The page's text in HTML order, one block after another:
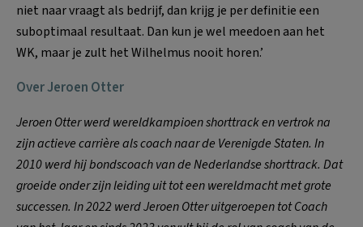
niet naar vraagt als bedrijf, dan krijg je per definitie een
suboptimaal resultaat. Dan kun je wel meedoen aan het
WK, maar je zult het Wilhelmus nooit horen.’
Over Jeroen Otter
Jeroen Otter werd wereldkampioen shorttrack en vertrok na
zijn actieve carrière als coach naar de Verenigde Staten. In
2010 werd hij bondscoach van de Nederlandse shorttrack. Dat
groeide onder zijn leiding uit tot een wereldmacht met grote
successen. In 2022 werd Jeroen Otter uitgeroepen tot Coach